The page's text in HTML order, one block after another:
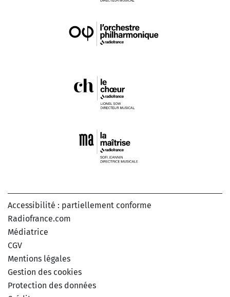
Accessibilité : partiellement conforme
Radiofrance.com
Médiatrice
CGV
Mentions légales
Gestion des cookies
Protection des données